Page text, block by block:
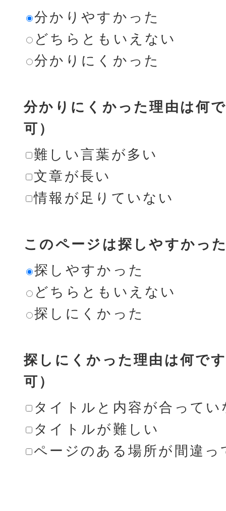
分かりやすかった
どちらともいえない
分かりにくかった
分かりにくかった理由は何
可）
難しい言葉が多い
文章が長い
情報が足りていない
このページは探しやすかっ
探しやすかった
どちらともいえない
探しにくかった
探しにくかった理由は何で
可）
タイトルと内容が合ってい
タイトルが難しい
ページのある場所が間違っ